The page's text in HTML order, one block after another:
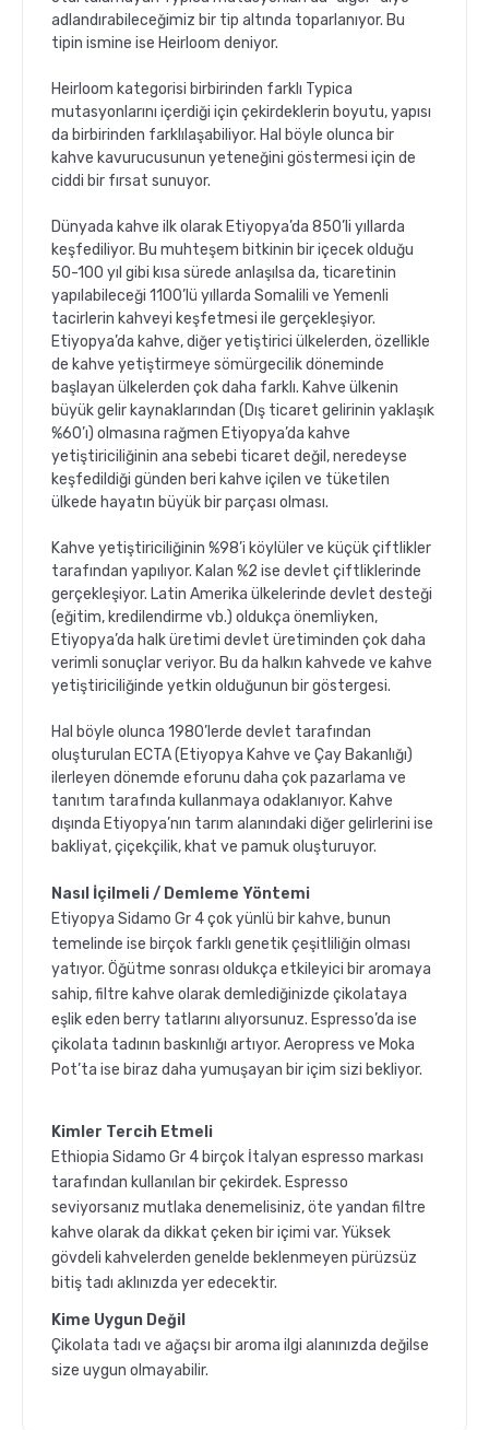
adlandırabileceğimiz bir tip altında toparlanıyor. Bu
tipin ismine ise Heirloom deniyor.
Heirloom kategorisi birbirinden farklı Typica
mutasyonlarını içerdiği için çekirdeklerin boyutu, yapısı
da birbirinden farklılaşabiliyor. Hal böyle olunca bir
kahve kavurucusunun yeteneğini göstermesi için de
ciddi bir fırsat sunuyor.
Dünyada kahve ilk olarak Etiyopya’da 850’li yıllarda
keşfediliyor. Bu muhteşem bitkinin bir içecek olduğu
50-100 yıl gibi kısa sürede anlaşılsa da, ticaretinin
yapılabileceği 1100’lü yıllarda Somalili ve Yemenli
tacirlerin kahveyi keşfetmesi ile gerçekleşiyor.
Etiyopya’da kahve, diğer yetiştirici ülkelerden, özellikle
de kahve yetiştirmeye sömürgecilik döneminde
başlayan ülkelerden çok daha farklı. Kahve ülkenin
büyük gelir kaynaklarından (Dış ticaret gelirinin yaklaşık
%60’ı) olmasına rağmen Etiyopya’da kahve
yetiştiriciliğinin ana sebebi ticaret değil, neredeyse
keşfedildiği günden beri kahve içilen ve tüketilen
ülkede hayatın büyük bir parçası olması.
Kahve yetiştiriciliğinin %98’i köylüler ve küçük çiftlikler
tarafından yapılıyor. Kalan %2 ise devlet çiftliklerinde
gerçekleşiyor. Latin Amerika ülkelerinde devlet desteği
(eğitim, kredilendirme vb.) oldukça önemliyken,
Etiyopya’da halk üretimi devlet üretiminden çok daha
verimli sonuçlar veriyor. Bu da halkın kahvede ve kahve
yetiştiriciliğinde yetkin olduğunun bir göstergesi.
Hal böyle olunca 1980’lerde devlet tarafından
oluşturulan ECTA (Etiyopya Kahve ve Çay Bakanlığı)
ilerleyen dönemde eforunu daha çok pazarlama ve
tanıtım tarafında kullanmaya odaklanıyor. Kahve
dışında Etiyopya’nın tarım alanındaki diğer gelirlerini ise
bakliyat, çiçekçilik, khat ve pamuk oluşturuyor.
Nasıl İçilmeli / Demleme Yöntemi
Etiyopya Sidamo Gr 4 çok yünlü bir kahve, bunun
temelinde ise birçok farklı genetik çeşitliliğin olması
yatıyor. Öğütme sonrası oldukça etkileyici bir aromaya
sahip, filtre kahve olarak demlediğinizde çikolataya
eşlik eden berry tatlarını alıyorsunuz. Espresso’da ise
çikolata tadının baskınlığı artıyor. Aeropress ve Moka
Pot’ta ise biraz daha yumuşayan bir içim sizi bekliyor.
Kimler Tercih Etmeli
Ethiopia Sidamo Gr 4 birçok İtalyan espresso markası
tarafından kullanılan bir çekirdek. Espresso
seviyorsanız mutlaka denemelisiniz, öte yandan filtre
kahve olarak da dikkat çeken bir içimi var. Yüksek
gövdeli kahvelerden genelde beklenmeyen pürüzsüz
bitiş tadı aklınızda yer edecektir.
Kime Uygun Değil
Çikolata tadı ve ağaçsı bir aroma ilgi alanınızda değilse
size uygun olmayabilir.